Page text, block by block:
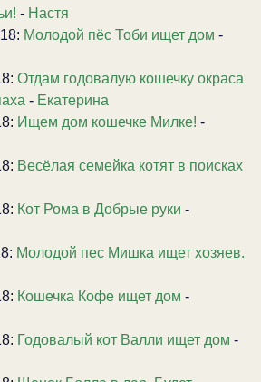
- Настя
Молодой пёс Тоби ищет дом -
Отдам годовалую кошечку окраса
- Екатерина
Ищем дом кошечке Милке! -
Весёлая семейка котят в поисках
Кот Рома в Добрые руки -
Молодой пес Мишка ищет хозяев.
Кошечка Кофе ищет дом -
Годовалый кот Валли ищет дом -